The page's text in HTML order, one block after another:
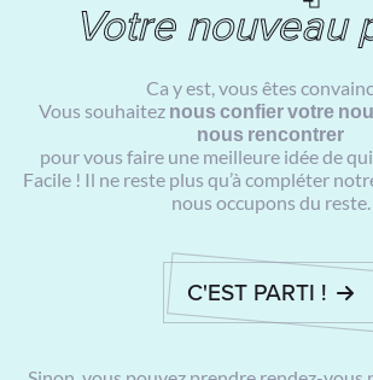
Votre nouveau
Ca y est, vous êtes
Vous souhaitez nous confier votre
nous rencontrer
pour vous faire une meilleure idée de
Facile ! Il ne reste plus qu’à compléter
nous occupons du reste.
C'EST PARTI !